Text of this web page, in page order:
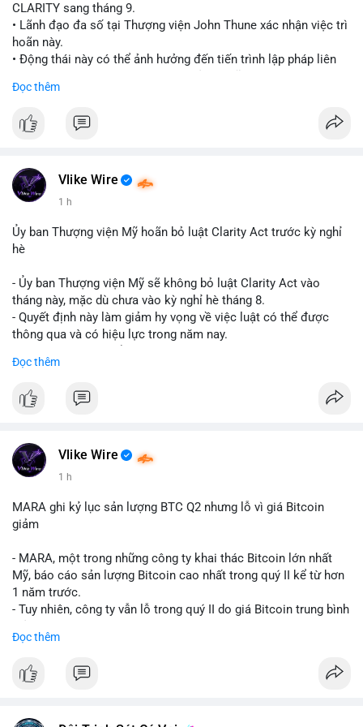
CLARITY sang tháng 9.
• Lãnh đạo đa số tại Thượng viện John Thune xác nhận việc trì
hoãn này.
• Động thái này có thể ảnh hưởng đến tiến trình lập pháp liên
📰 Nguồn: Cointelegraph
Đọc thêm
Vlike Wire
1 h
Ủy ban Thượng viện Mỹ hoãn bỏ luật Clarity Act trước kỳ nghỉ
hè
- Ủy ban Thượng viện Mỹ sẽ không bỏ luật Clarity Act vào
tháng này, mặc dù chưa vào kỳ nghỉ hè tháng 8.
- Quyết định này làm giảm hy vọng về việc luật có thể được
thông qua và có hiệu lực trong năm nay.
mục chứng chỉ cho tài sản số tại Mỹ.
và phát triển thị trường crypto tại Mỹ.
#vlikevn #titanbot
📰 Nguồn: CoinDesk
Đọc thêm
Vlike Wire
1 h
MARA ghi kỷ lục sản lượng BTC Q2 nhưng lỗ vì giá Bitcoin
giảm
- MARA, một trong những công ty khai thác Bitcoin lớn nhất
Mỹ, báo cáo sản lượng Bitcoin cao nhất trong quý II kể từ hơn
1 năm trước.
- Tuy nhiên, công ty vẫn lỗ trong quý II do giá Bitcoin trung bình
- Sự tăng sản lượng không đủ bù đắp cho sự suy giảm giá trị
Đọc thêm